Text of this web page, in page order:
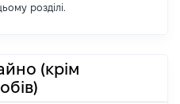
розділі.
(крім